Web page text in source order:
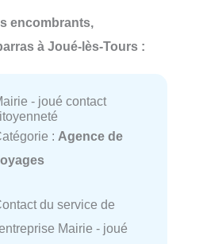
encombrants,
à Joué-lès-Tours :
- joué contact
: Agence de
du service de
Mairie - joué